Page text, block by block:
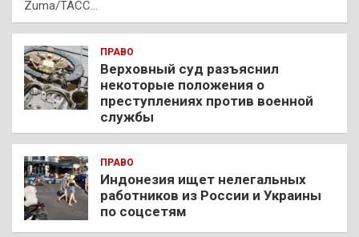
Zuma/ТАСС…
ПРАВО
Верховный суд разъяснил
некоторые положения о
преступлениях против военной
службы
ПРАВО
Индонезия ищет нелегальных
работников из России и Украины
по соцсетям